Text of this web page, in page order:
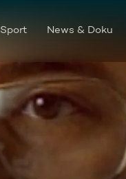
Sport News & Doku